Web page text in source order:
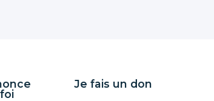
Je fais un don